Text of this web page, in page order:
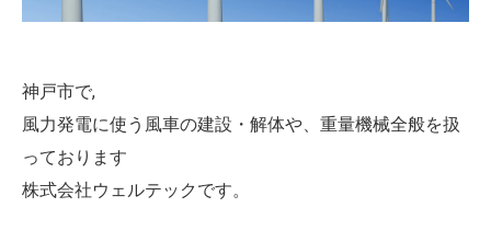
神戸市で,
風力発電に使う風車の建設・解体や、重量機械全般を扱
っております
株式会社ウェルテックです。